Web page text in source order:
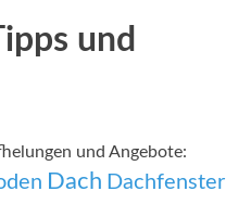
und
und Angebote:
Dach Dachfenster